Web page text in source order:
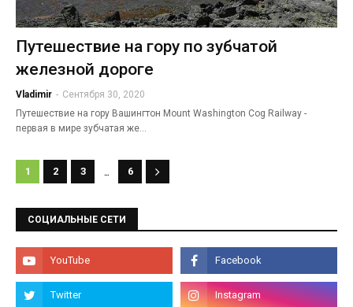
Путешествие на гору по зубчатой
железной дороге
Vladimir - Сентября 30, 2020
Путешествие на гору Вашингтон Mount Washington Cog Railway -
первая в мире зубчатая же…
1 2 3 ... 6
СОЦИАЛЬНЫЕ СЕТИ